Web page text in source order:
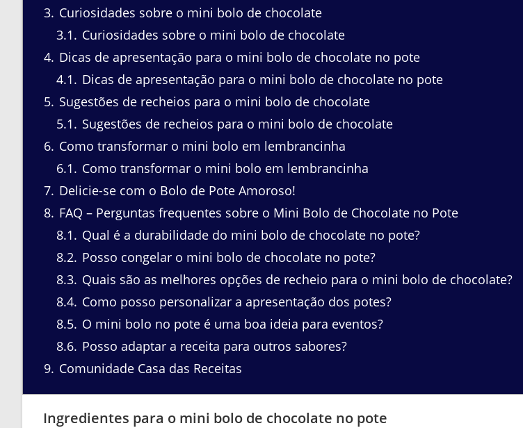
3 Curiosidades sobre o mini bolo de chocolate
3.1
Curiosidades sobre o mini bolo de chocolate
4 Dicas de apresentação para o mini bolo de chocolate no pote
4.1
Dicas de apresentação para o mini bolo de chocolate no pote
5 Sugestões de recheios para o mini bolo de chocolate
5.1
Sugestões de recheios para o mini bolo de chocolate
6 Como transformar o mini bolo em lembrancinha
6.1
Como transformar o mini bolo em lembrancinha
7 Delicie-se com o Bolo de Pote Amoroso!
8 FAQ – Perguntas frequentes sobre o Mini Bolo de Chocolate no Pote
8.1
Qual é a durabilidade do mini bolo de chocolate no pote?
8.2 Posso congelar o mini bolo de chocolate no pote?
8.3 Quais são as melhores opções de recheio para o mini bolo de chocolate?
8.4 Como posso personalizar a apresentação dos potes?
8.5 O mini bolo no pote é uma boa ideia para eventos?
8.6 Posso adaptar a receita para outros sabores?
9 Comunidade Casa das Receitas
Ingredientes para o mini bolo de chocolate no pote